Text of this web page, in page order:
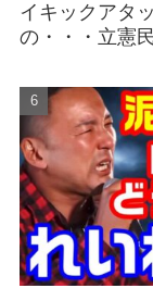
イキックアタ
の・・・立憲